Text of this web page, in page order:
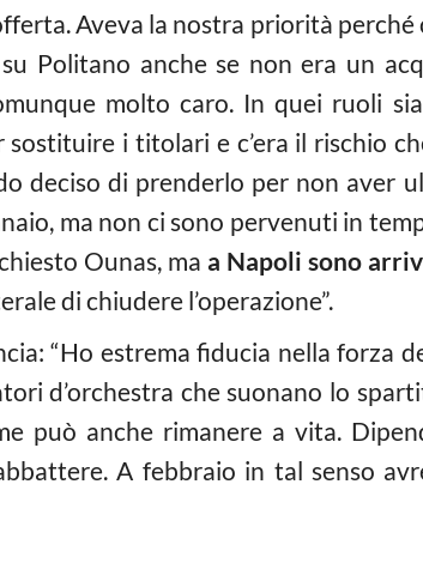
Aveva la nostra priorità perché
Politano anche se non era un
molto caro. In quei ruoli
i titolari e c’era il rischio
deciso di prenderlo per non aver
ma non ci sono pervenuti in
Ounas, ma a Napoli sono
di chiudere l’operazione”.
“Ho estrema fiducia nella forza
d’orchestra che suonano lo
può anche rimanere a vita.
A febbraio in tal senso